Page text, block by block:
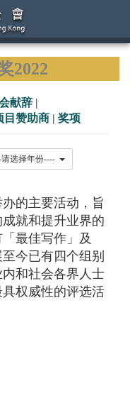
2022
献辞 |
目赞助商 | 奖项
的主要活动，旨
就和提升业界的
最佳写作」及
今已有四个组别
和社会各界人士
权威性的评选活